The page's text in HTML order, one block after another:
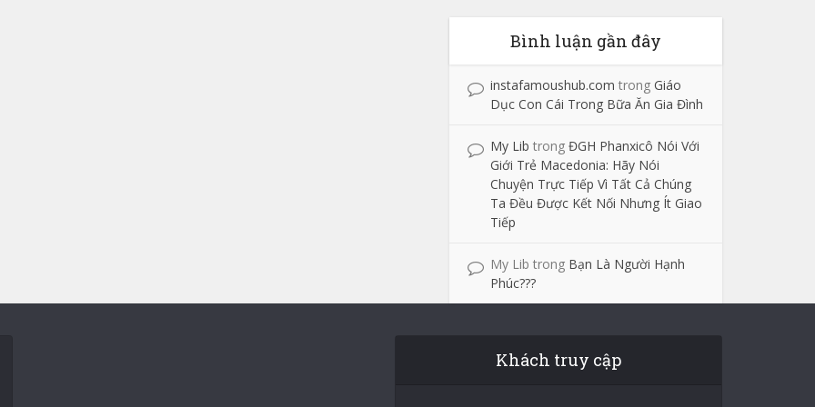
Bình luận gần đây
instafamoushub.com trong Giáo
Dục Con Cái Trong Bữa Ăn Gia Đình
My Lib trong ĐGH Phanxicô Nói Với
Giới Trẻ Macedonia: Hãy Nói
Chuyện Trực Tiếp Vì Tất Cả Chúng
Ta Đều Được Kết Nối Nhưng Ít Giao
Tiếp
My Lib trong Bạn Là Người Hạnh
Phúc???
Khách truy cập